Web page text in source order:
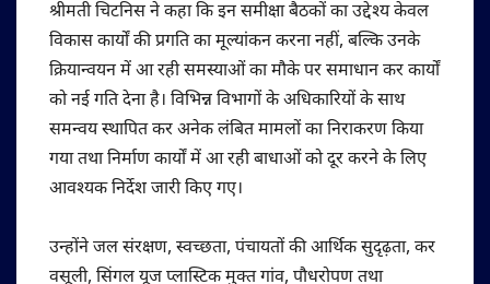
श्रीमती चिटनिस ने कहा कि इन समीक्षा बैठकों का उद्देश्य केवल
विकास कार्यों की प्रगति का मूल्यांकन करना नहीं, बल्कि उनके
क्रियान्वयन में आ रही समस्याओं का मौके पर समाधान कर कार्यों
को नई गति देना है। विभिन्न विभागों के अधिकारियों के साथ
समन्वय स्थापित कर अनेक लंबित मामलों का निराकरण किया
गया तथा निर्माण कार्यों में आ रही बाधाओं को दूर करने के लिए
आवश्यक निर्देश जारी किए गए।
उन्होंने जल संरक्षण, स्वच्छता, पंचायतों की आर्थिक सुदृढ़ता, कर
वसूली, सिंगल यूज प्लास्टिक मुक्त गांव, पौधरोपण तथा